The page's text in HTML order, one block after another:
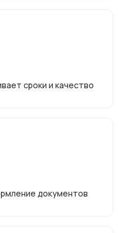
сроки и качество
документов